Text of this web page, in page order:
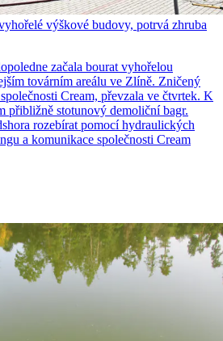
výškové budovy, potrvá zhruba
začala bourat vyhořelou
továrním areálu ve Zlíně. Zničený
Cream, převzala ve čtvrtek. K
přibližně stotunový demoliční bagr.
rozebírat pomocí hydraulických
a komunikace společnosti Cream